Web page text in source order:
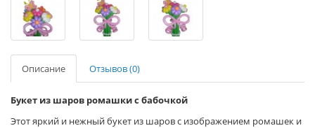
Описание Отзывов (0)
Букет из шаров ромашки с бабочкой
Этот яркий и нежный букет из шаров с изображением ромашек и